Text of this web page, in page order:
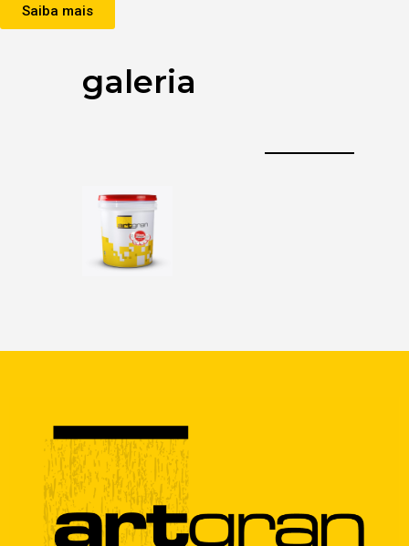
Saiba mais
galeria